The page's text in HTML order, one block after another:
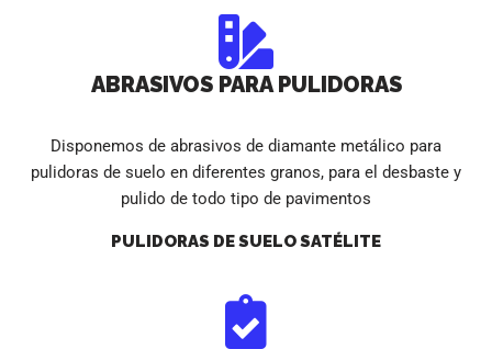
ABRASIVOS PARA PULIDORAS
Disponemos de abrasivos de diamante metálico para
pulidoras de suelo en diferentes granos, para el desbaste y
pulido de todo tipo de pavimentos
PULIDORAS DE SUELO SATÉLITE